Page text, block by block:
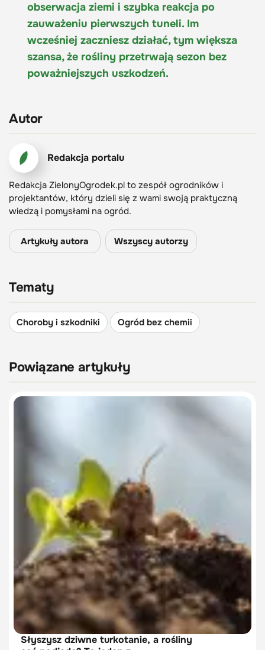
obserwacja ziemi i szybka reakcja po
zauważeniu pierwszych tuneli. Im
wcześniej zaczniesz działać, tym większa
szansa, że rośliny przetrwają sezon bez
poważniejszych uszkodzeń.
Autor
Redakcja portalu
Redakcja ZielonyOgrodek.pl to zespół ogrodników i
projektantów, który dzieli się z wami swoją praktyczną
wiedzą i pomysłami na ogród.
Artykuły autora Wszyscy autorzy
Tematy
Choroby i szkodniki Ogród bez chemii
Powiązane artykuły
Słyszysz dziwne turkotanie, a rośliny